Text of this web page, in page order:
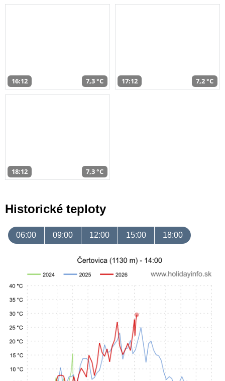
16:12 7,3 °C 17:12 7,2 °C
18:12 7,3 °C
Historické teploty
06:00 09:00 12:00 15:00 18:00